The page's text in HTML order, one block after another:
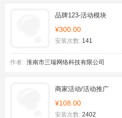
品牌123-活动模块
¥300.00
安装次数: 141
作者: 淮南市三瑞网络科技有限公司
商家活动/活动推广
¥108.00
安装次数: 2402